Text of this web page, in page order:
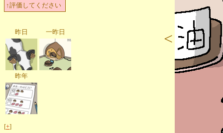
↑評価してください
昨日 一昨日
昨年
[+]
<